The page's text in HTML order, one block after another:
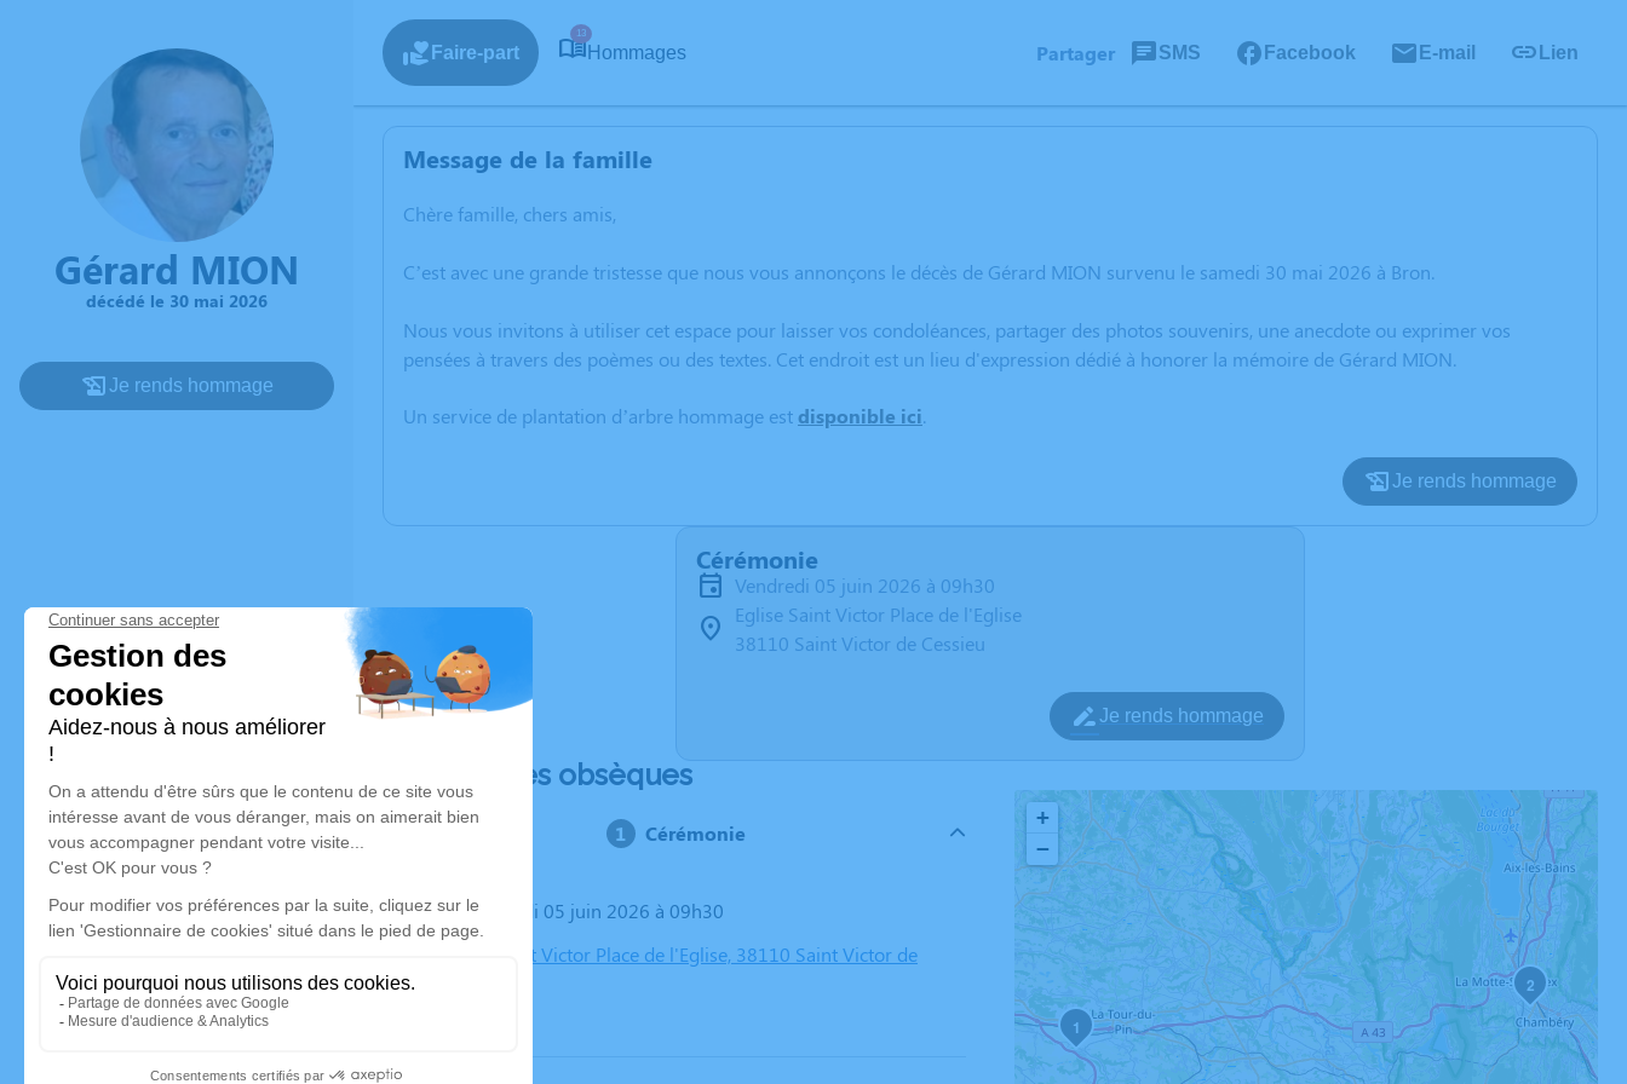
Gérard MION
décédé le 30 mai 2026
Je rends hommage
Faire-part
13
Hommages Partager SMS Facebook E-mail Lien
Message de la famille
Chère famille, chers amis,
C’est avec une grande tristesse que nous vous annonçons le décès de Gérard MION survenu le samedi 30 mai 2026 à Bron.
Nous vous invitons à utiliser cet espace pour laisser vos condoléances, partager des photos souvenirs, une anecdote ou exprimer vos
pensées à travers des poèmes ou des textes. Cet endroit est un lieu d'expression dédié à honorer la mémoire de Gérard MION.
Un service de plantation d’arbre hommage est disponible ici.
Je rends hommage
Cérémonie
vendredi 05 juin 2026 à 09h30
Eglise Saint Victor Place de l'Eglise
38110 Saint Victor de Cessieu
Je rends hommage
Déroulé des obsèques
Cérémonie
Le vendredi 05 juin 2026 à 09h30
Eglise Saint Victor Place de l'Eglise, 38110 Saint Victor de
1
2
+
−